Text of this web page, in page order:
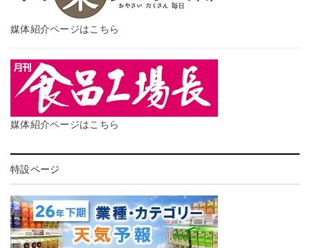
媒体紹介ページはこちら
媒体紹介ページはこちら
特設ページ